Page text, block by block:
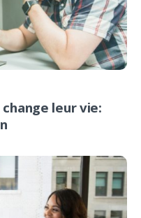
leur vie: